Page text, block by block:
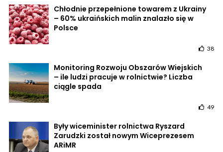
Chłodnie przepełnione towarem z Ukrainy
– 60% ukraińskich malin znalazło się w
Polsce
38
Monitoring Rozwoju Obszarów Wiejskich
– ile ludzi pracuje w rolnictwie? Liczba
ciągle spada
49
Były wiceminister rolnictwa Ryszard
Zarudzki został nowym Wiceprezesem
ARiMR